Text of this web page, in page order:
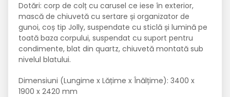
Dotări: corp de colț cu carusel ce iese în exterior,
mască de chiuvetă cu sertare și organizator de
gunoi, coș tip Jolly, suspendate cu sticlă și lumină pe
toată baza corpului, suspendat cu suport pentru
condimente, blat din quartz, chiuvetă montată sub
nivelul blatului.
Dimensiuni (Lungime x Lățime x Înălțime): 3400 x
1900 x 2420 mm